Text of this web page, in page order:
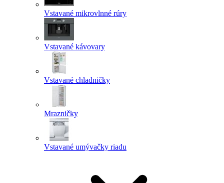
Vstavané mikrovlnné rúry
Vstavané kávovary
Vstavané chladničky
Mrazničky
Vstavané umývačky riadu